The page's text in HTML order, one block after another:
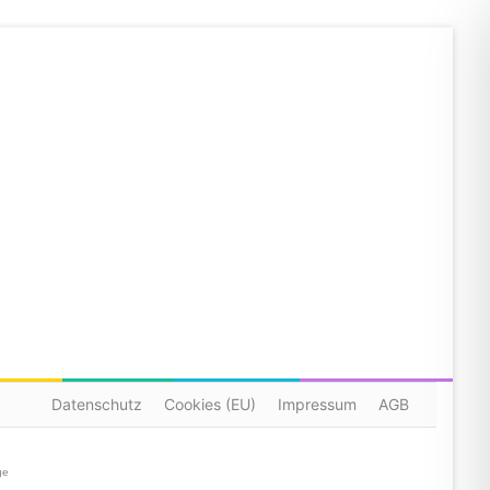
Datenschutz Cookies (EU) Impressum AGB